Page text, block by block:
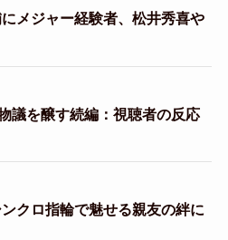
メジャー経験者、松井秀喜や
議を醸す続編：視聴者の反応
クロ指輪で魅せる親友の絆に